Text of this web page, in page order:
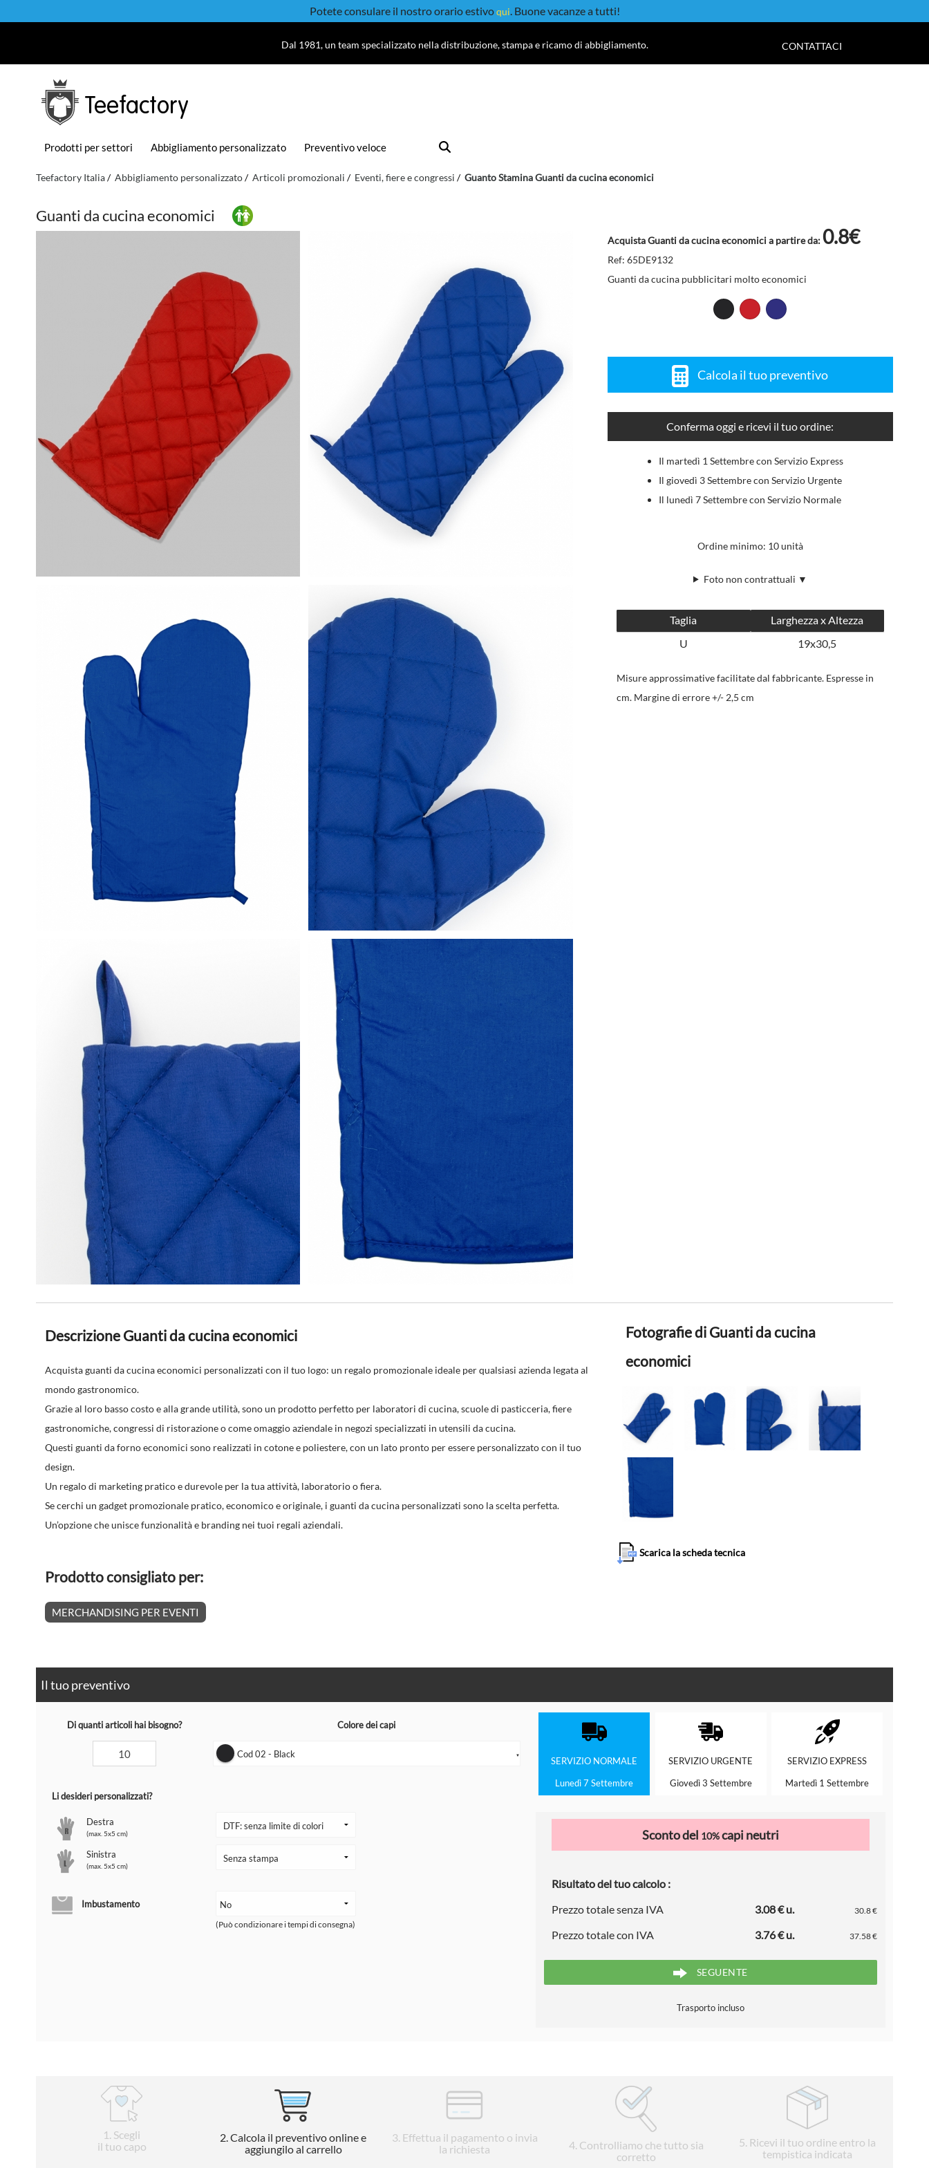
Potete consulare il nostro orario estivoqui. Buone vacanze a tutti!
Dal 1981, un team specializzato nella distribuzione, stampa e ricamo di abbigliamento. CONTATTACI
Teefactory
Prodotti per settori Abbigliamento personalizzato Preventivo veloce
Teefactory Italia Abbigliamento personalizzato Articoli promozionali Eventi, fiere e congressi Guanto Stamina Guanti da cucina economici
Guanti da cucina economici
Acquista Guanti da cucina economici a partire da:0.8€
Ref: 65DE9132
Guanti da cucina pubblicitari molto economici
Calcola il tuo preventivo
Conferma oggi e ricevi il tuo ordine:
Il martedì 1 Settembre con Servizio Express
Il giovedì 3 Settembre con Servizio Urgente
Il lunedì 7 Settembre con Servizio Normale
Ordine minimo: 10 unità
Foto non contrattuali ▼
Taglia
Larghezza x Altezza
U
19x30,5
Misure approssimative facilitate dal fabbricante. Espresse in
cm. Margine di errore +/- 2,5 cm
Descrizione Guanti da cucina economici
Acquista guanti da cucina economici personalizzati con il tuo logo: un regalo promozionale ideale per qualsiasi azienda legata al
mondo gastronomico.
Grazie al loro basso costo e alla grande utilità, sono un prodotto perfetto per laboratori di cucina, scuole di pasticceria, fiere
gastronomiche, congressi di ristorazione o come omaggio aziendale in negozi specializzati in utensili da cucina.
Questi guanti da forno economici sono realizzati in cotone e poliestere, con un lato pronto per essere personalizzato con il tuo
design.
Un regalo di marketing pratico e durevole per la tua attività, laboratorio o fiera.
Se cerchi un gadget promozionale pratico, economico e originale, i guanti da cucina personalizzati sono la scelta perfetta.
Un’opzione che unisce funzionalità e branding nei tuoi regali aziendali.
Prodotto consigliato per:
MERCHANDISING PER EVENTI
Fotografie di Guanti da cucina
economici
Scarica la scheda tecnica
Il tuo preventivo
Di quanti articoli hai bisogno? Colore dei capi
Cod 02 - Black ▼
Li desideri personalizzati?
Destra
(max. 5x5 cm)
Sinistra
(max. 5x5 cm)
Imbustamento
(Può condizionare i tempi di consegna)
SERVIZIO NORMALE
Lunedì 7 Settembre
SERVIZIO URGENTE
Giovedì 3 Settembre
SERVIZIO EXPRESS
Martedì 1 Settembre
Sconto del 10%capi neutri
Risultato del tuo calcolo :
Prezzo totale senza IVA
3.08 € u. 30.8 €
Prezzo totale con IVA 3.76 € u. 37.58 €
SEGUENTE
Trasporto incluso
1 . Scegli
il tuo capo
2. Calcola il preventivo online e
aggiungilo al carrello
3. Effettua il pagamento o invia
la richiesta
4. Controlliamo che tutto sia
corretto
5. Ricevi il tuo ordine entro la
tempistica indicata